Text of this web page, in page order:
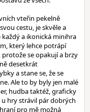
vteřin pekelně
cestu, je skvěle a
každý a ikonická minihra
který lehce potrápí
protože se opakují a brzy
desetkrát
a stane se, že se
Ale to by byly jen malé
hudba taktéž, graficky
hry strávil pár dobrých
pro mě možná